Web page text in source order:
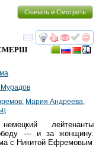
Скачать и Смотреть
смотреть
СМЕРШ
, Мария Андреева,
лейтенанты
— и за женщину.
с Никитой Ефремовым